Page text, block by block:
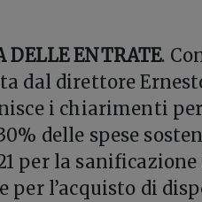
DELLE ENTRATE.
dal direttore
i chiarimenti
delle spese
per la
l’acquisto di